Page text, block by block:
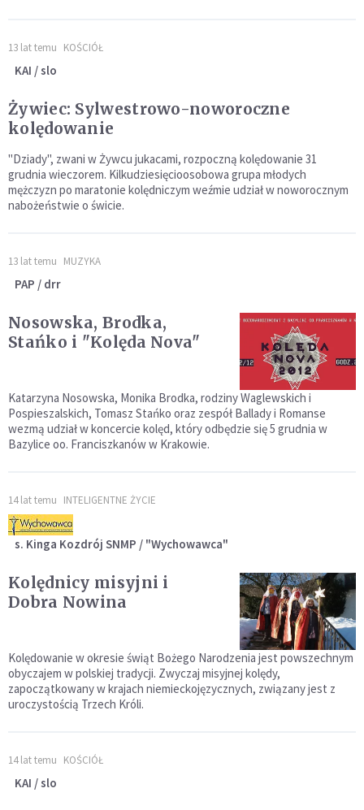
13 lat temu KOŚCIÓŁ
KAI / slo
Żywiec: Sylwestrowo-noworoczne
kolędowanie
"Dziady", zwani w Żywcu jukacami, rozpoczną kolędowanie 31
grudnia wieczorem. Kilkudziesięcioosobowa grupa młodych
mężczyzn po maratonie kolędniczym weźmie udział w noworocznym
nabożeństwie o świcie.
13 lat temu MUZYKA
PAP / drr
Nosowska, Brodka,
Stańko i "Kolęda Nova"
Katarzyna Nosowska, Monika Brodka, rodziny Waglewskich i
Pospieszalskich, Tomasz Stańko oraz zespół Ballady i Romanse
wezmą udział w koncercie kolęd, który odbędzie się 5 grudnia w
Bazylice oo. Franciszkanów w Krakowie.
14 lat temu INTELIGENTNE ŻYCIE
s. Kinga Kozdrój SNMP / "Wychowawca"
Kolędnicy misyjni i
Dobra Nowina
Kolędowanie w okresie świąt Bożego Narodzenia jest powszechnym
obyczajem w polskiej tradycji. Zwyczaj misyjnej kolędy,
zapoczątkowany w krajach niemieckojęzycznych, związany jest z
uroczystością Trzech Króli.
14 lat temu KOŚCIÓŁ
KAI / slo